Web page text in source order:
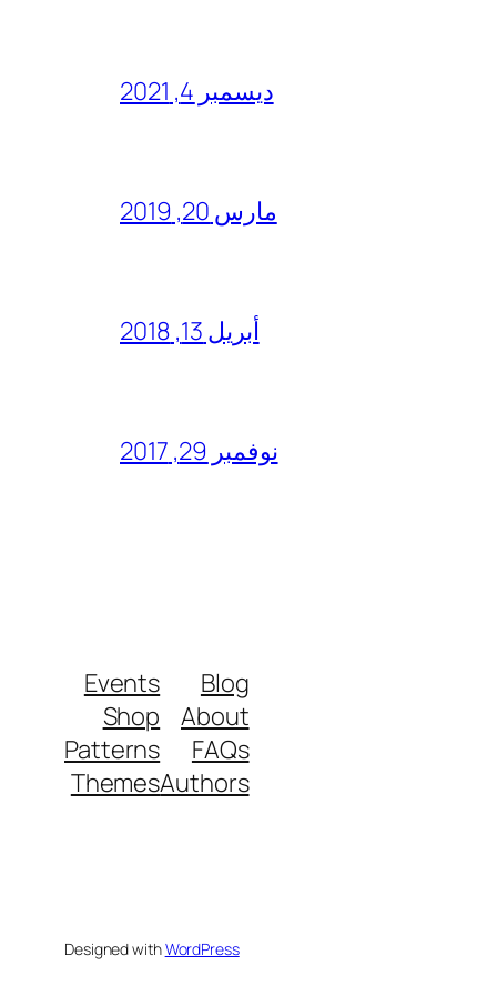
ديسمبر 4, 2021
مارس 20, 2019
أبريل 13, 2018
نوفمبر 29, 2017
Blog
About
FAQs
Authors
Events
Shop
Patterns
Themes
Designed withWordPress